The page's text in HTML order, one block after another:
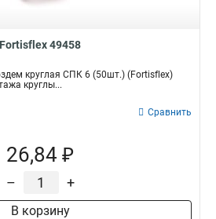
Fortisflex 49458
круглая СПК 6 (50шт.) (Fortisflex)
круглы...
Сравнить
26,84 ₽
– +
В корзину